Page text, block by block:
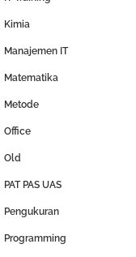
Kimia
Manajemen IT
Matematika
Metode
Office
Old
PAT PAS UAS
Pengukuran
Programming